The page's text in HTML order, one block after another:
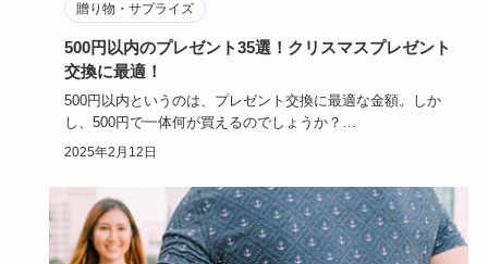
贈り物・サプライズ
500円以内のプレゼント35選！クリスマスプレゼント
交換に最適！
500円以内というのは、プレゼント交換に最適な金額。しか
し、500円で一体何が買えるのでしょうか？
ちゃちなものだといけ…
2025年2月12日